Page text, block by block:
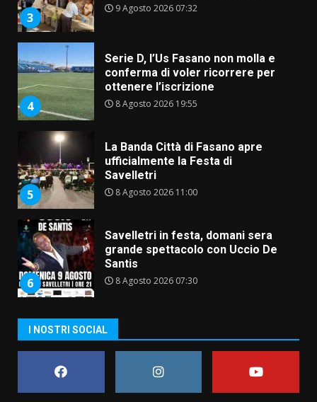
3
9 Agosto 2026 07:32
4
Serie D, l’Us Fasano non molla e
conferma di voler ricorrere per
ottenere l’iscrizione
8 Agosto 2026 19:55
5
La Banda Città di Fasano apre
ufficialmente la Festa di
Savelletri
8 Agosto 2026 11:00
6
Savelletri in festa, domani sera
grande spettacolo con Uccio De
Santis
8 Agosto 2026 07:30
Politiche Giovanili e Mobilità
Sostenibile: premiati gli studenti
universitari del bando “La strada
8 Agosto 2026 07:15
I NOSTRI SOCIAL